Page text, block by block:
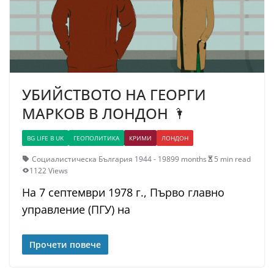
УБИЙСТВОТО НА ГЕОРГИ
МАРКОВ В ЛОНДОН 🌂
BG LIFE В UK ГЕОПОЛИТИКА КРИМИ ЛОНДОН
Социалистическа България 1944 - 19899 months
5 min read
1122 Views
На 7 септември 1978 г., Първо главно
управление (ПГУ) на
Прочети повече